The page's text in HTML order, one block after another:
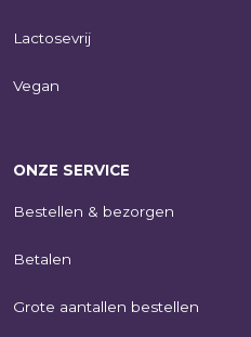
Lactosevrij
Vegan
ONZE SERVICE
Bestellen & bezorgen
Betalen
Grote aantallen bestellen